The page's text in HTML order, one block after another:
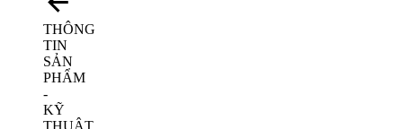
THÔNG
TIN
SẢN
PHẨM
-
KỸ
THUẬT